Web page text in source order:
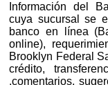
Información del
cuya sucursal se
banco en línea
online),
Brooklyn Federal
crédito,
,comentarios,